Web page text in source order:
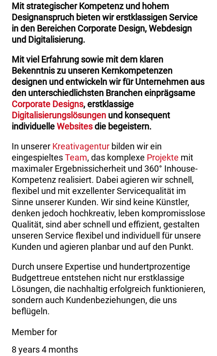
Mit strategischer Kompetenz und hohem
Designanspruch bieten wir erstklassigen Service
in den Bereichen Corporate Design, Webdesign
und Digitalisierung.
Mit viel Erfahrung sowie mit dem klaren
Bekenntnis zu unseren Kernkompetenzen
designen und entwickeln wir für Unternehmen aus
den unterschiedlichsten Branchen einprägsame
Corporate Designs, erstklassige
Digitalisierungslösungen und konsequent
individuelleWebsitesdie begeistern.
In unserer Kreativagentur bilden wir ein
eingespieltesTeam, das komplexe Projekte mit
maximaler Ergebnissicherheit und 360° Inhouse-
Kompetenz realisiert. Dabei agieren wir schnell,
flexibel und mit exzellenter Servicequalität im
Sinne unserer Kunden. Wir sind keine Künstler,
denken jedoch hochkreativ, leben kompromisslose
Qualität, sind aber schnell und effizient, gestalten
unseren Service flexibel und individuell für unsere
Kunden und agieren planbar und auf den Punkt.
Durch unsere Expertise und hundertprozentige
Budgettreue entstehen nicht nur erstklassige
Lösungen, die nachhaltig erfolgreich funktionieren,
sondern auch Kundenbeziehungen, die uns
beflügeln.
Member for
8 years 4 months